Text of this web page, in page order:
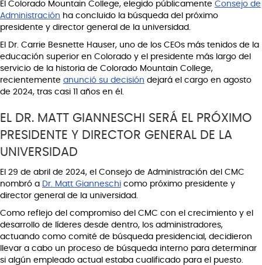
El Colorado Mountain College, elegido públicamente Consejo de
Administración ha concluido la búsqueda del próximo
presidente y director general de la universidad.
El Dr. Carrie Besnette Hauser, uno de los CEOs más tenidos de la
educación superior en Colorado y el presidente más largo del
servicio de la historia de Colorado Mountain College,
recientemente anunció su decisión dejará el cargo en agosto
de 2024, tras casi 11 años en él.
EL DR. MATT GIANNESCHI SERÁ EL PRÓXIMO
PRESIDENTE Y DIRECTOR GENERAL DE LA
UNIVERSIDAD
El 29 de abril de 2024, el Consejo de Administración del CMC
nombró a Dr. Matt Gianneschi como próximo presidente y
director general de la universidad.
Como reflejo del compromiso del CMC con el crecimiento y el
desarrollo de líderes desde dentro, los administradores,
actuando como comité de búsqueda presidencial, decidieron
llevar a cabo un proceso de búsqueda interno para determinar
si algún empleado actual estaba cualificado para el puesto.